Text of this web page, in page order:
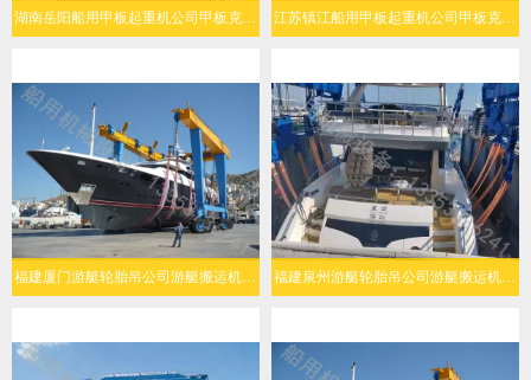
湖南岳阳船用甲板起重机公司甲板克令吊起升能力强 江苏镇江船用甲板起重机公司甲板克令吊操作灵活
福建厦门游艇轮胎吊公司游艇搬运机灵活转向 福建泉州游艇轮胎吊公司游艇搬运机结构可靠